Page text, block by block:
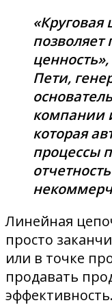
«Круговая
позволяет
Пети,
компании
которая
процессы
Линейная
просто
или в точке
продавать
эффективность.